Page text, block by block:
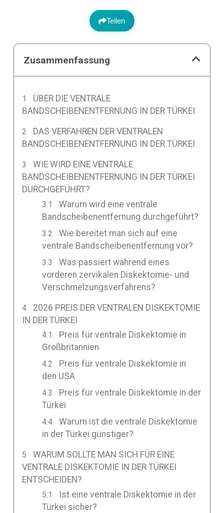
Teilen
Zusammenfassung
ÜBER DIE VENTRALE
BANDSCHEIBENENTFERNUNG IN DER TÜRKEI
DAS VERFAHREN DER VENTRALEN
BANDSCHEIBENENTFERNUNG IN DER TÜRKEI
WIE WIRD EINE VENTRALE
BANDSCHEIBENENTFERNUNG IN DER TÜRKEI
DURCHGEFÜHRT?
Warum wird eine ventrale
Bandscheibenentfernung durchgeführt?
Wie bereitet man sich auf eine
ventrale Bandscheibenentfernung vor?
Was passiert während eines
vorderen zervikalen Diskektomie- und
Verschmelzungsverfahrens?
2026 PREIS DER VENTRALEN DISKEKTOMIE
IN DER TÜRKEI
Preis für ventrale Diskektomie in
Großbritannien
Preis für ventrale Diskektomie in
den USA
Preis für ventrale Diskektomie in der
Türkei
Warum ist die ventrale Diskektomie
in der Türkei günstiger?
WARUM SOLLTE MAN SICH FÜR EINE
VENTRALE DISKEKTOMIE IN DER TÜRKEI
ENTSCHEIDEN?
Ist eine ventrale Diskektomie in der
Türkei sicher?